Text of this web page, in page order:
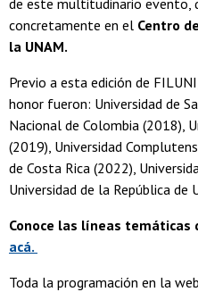
concretamente en el Centro
la UNAM.
Previo a esta edición de
honor fueron: Universidad de
Nacional de Colombia (2018),
(2019), Universidad
de Costa Rica (2022),
Universidad de la República de
Conoce las líneas
acá.
Toda la programación en la web